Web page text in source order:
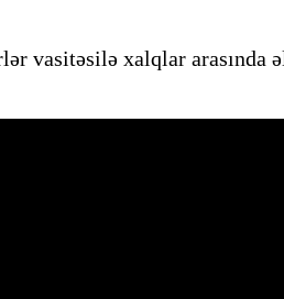
vasitəsilə xalqlar arasında